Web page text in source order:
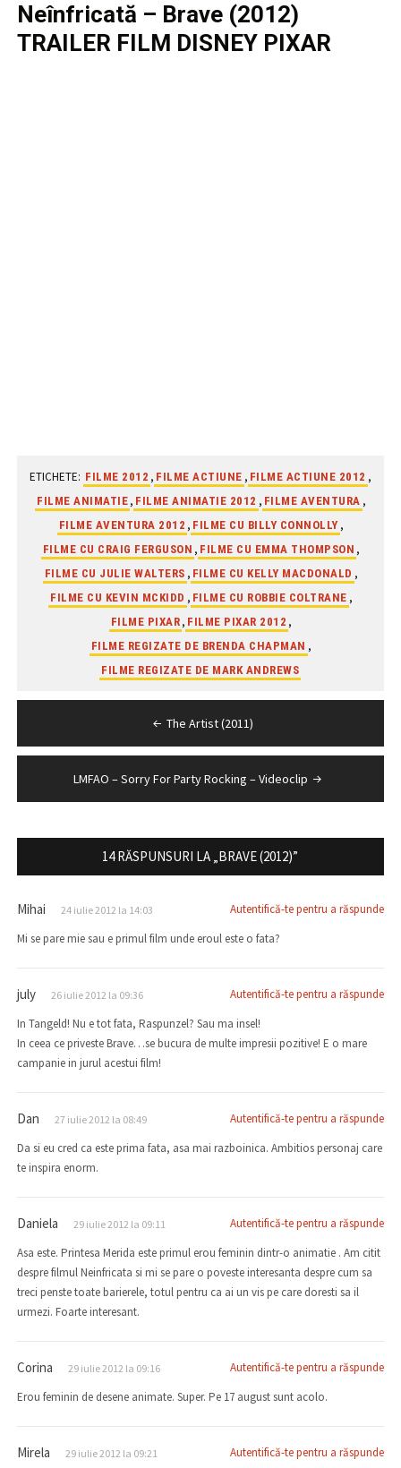
Neînfricată – Brave (2012)
TRAILER FILM DISNEY PIXAR
ETICHETE: FILME 2012 , FILME ACTIUNE , FILME ACTIUNE 2012 ,
FILME ANIMATIE , FILME ANIMATIE 2012 , FILME AVENTURA ,
FILME AVENTURA 2012 , FILME CU BILLY CONNOLLY ,
FILME CU CRAIG FERGUSON , FILME CU EMMA THOMPSON ,
FILME CU JULIE WALTERS , FILME CU KELLY MACDONALD ,
FILME CU KEVIN MCKIDD , FILME CU ROBBIE COLTRANE ,
FILME PIXAR , FILME PIXAR 2012 ,
FILME REGIZATE DE BRENDA CHAPMAN ,
FILME REGIZATE DE MARK ANDREWS
în
articole
The Artist (2011)
LMFAO – Sorry For Party Rocking – Videoclip
14 RĂSPUNSURI LA „BRAVE (2012)”
Mihai 24 iulie 2012 la 14:03
Autentifică-te pentru a răspunde
Mi se pare mie sau e primul film unde eroul este o fata?
july 26 iulie 2012 la 09:36
Autentifică-te pentru a răspunde
In Tangeld! Nu e tot fata, Raspunzel? Sau ma insel!
In ceea ce priveste Brave…se bucura de multe impresii pozitive! E o mare
campanie in jurul acestui film!
Dan 27 iulie 2012 la 08:49
Autentifică-te pentru a răspunde
Da si eu cred ca este prima fata, asa mai razboinica. Ambitios personaj care
te inspira enorm.
Daniela 29 iulie 2012 la 09:11
Autentifică-te pentru a răspunde
Asa este. Printesa Merida este primul erou feminin dintr-o animatie . Am citit
despre filmul Neinfricata si mi se pare o poveste interesanta despre cum sa
treci penste toate barierele, totul pentru ca ai un vis pe care doresti sa il
urmezi. Foarte interesant.
Corina 29 iulie 2012 la 09:16
Autentifică-te pentru a răspunde
Erou feminin de desene animate. Super. Pe 17 august sunt acolo.
Mirela 29 iulie 2012 la 09:21 Autentifică-te pentru a răspunde